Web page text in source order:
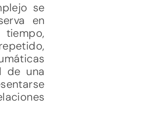
se
en
tiempo,
de una